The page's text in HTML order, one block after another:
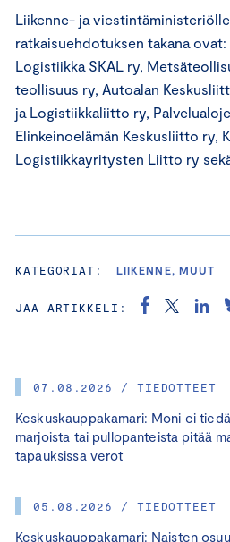
07.08.2026 / TIEDOTTEET
Keskuskauppakamari: Moni ei
marjoista tai pullopanteista pitää
tapauksissa verot
05.08.2026 / TIEDOTTEET
Keskuskauppakamari: Naisten
Liikenne- ja
ratkaisuehdotuksen takana
Logistiikka SKAL ry,
teollisuus ry, Autoalan
ja Logistiikkaliitto ry,
Elinkeinoelämän Keskusliitto ry,
Logistiikkayritysten Liitto ry
KATEGORIAT: LIIKENNE, MUUT
JAA ARTIKKELI: